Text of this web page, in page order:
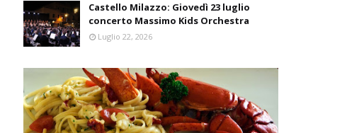
Castello Milazzo: Giovedì 23 luglio
concerto Massimo Kids Orchestra
Luglio 22, 2026